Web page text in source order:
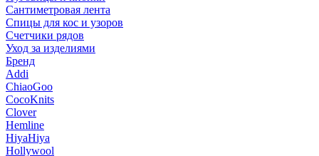
Сантиметровая лента
Спицы для кос и узоров
Счетчики рядов
Уход за изделиями
Бренд
Addi
ChiaoGoo
CocoKnits
Clover
Hemline
HiyaHiya
Hollywool